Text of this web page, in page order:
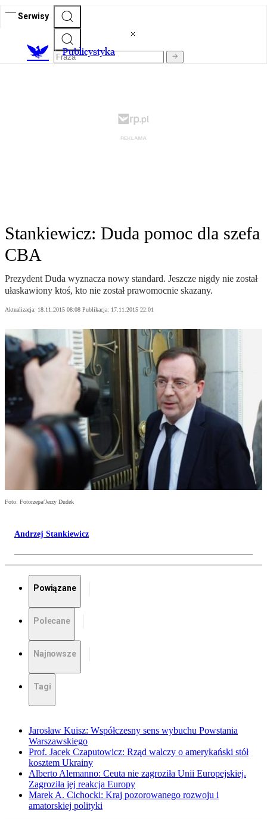
Serwisy
Publicystyka
Stankiewicz: Duda pomoc dla szefa
CBA
Prezydent Duda wyznacza nowy standard. Jeszcze nigdy nie został
ułaskawiony ktoś, kto nie został prawomocnie skazany.
Aktualizacja: 18.11.2015 08:08 Publikacja: 17.11.2015 22:01
Foto: Fotorzepa/Jerzy Dudek
Andrzej Stankiewicz
Powiązane
Polecane
Najnowsze
Tagi
Jarosław Kuisz: Współczesny sens wybuchu Powstania
Warszawskiego
Prof. Jacek Czaputowicz: Rząd walczy o amerykański stół
kosztem Ukrainy
Alberto Alemanno: Ceuta nie zagroziła Unii Europejskiej.
Zagroziła jej reakcja Europy
Marek A. Cichocki: Kraj pozorowanego rozwoju i
amatorskiej polityki